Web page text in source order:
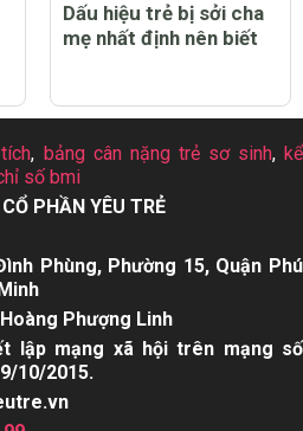
Dấu hiệu trẻ bị sởi cha
mẹ nhất định nên biết
, bảng cân nặng trẻ sơ sinh,kể
số bmi
PHẦN YÊU TRẺ
Phùng, Phường 15, Quận Phú
Phượng Linh
lập mạng xã hội trên mạng số
10/2015.